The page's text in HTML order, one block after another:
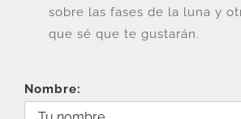
sobre las fases de la luna y
que sé que te gustarán.
Nombre: